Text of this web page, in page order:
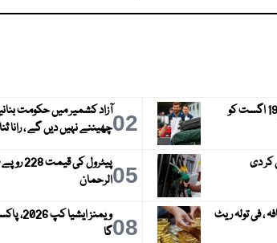
کیریبین پریمیئر لیگ ، قومی کرکٹرز کو این او سی 19 اگست کو
02آزاد کشمیر میں حکومت
چھیننے نہیں دیں گے ، رانا
کر دی 05
پیٹرول
الرحمان
، فی تولہ ریٹ
08
ویمنز
گا